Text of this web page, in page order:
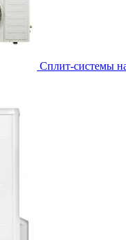
Сплит-системы